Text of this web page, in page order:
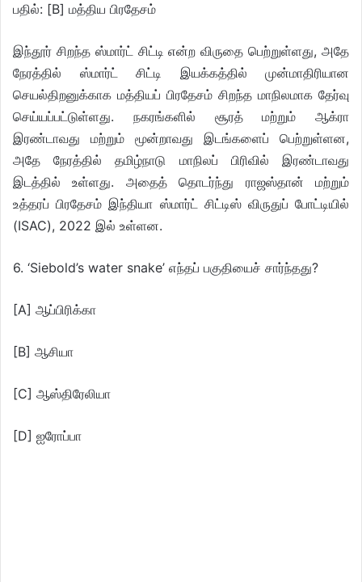
பதில்: [B] மத்திய பிரதேசம்
இந்தூர் சிறந்த ஸ்மார்ட் சிட்டி என்ற விருதை பெற்றுள்ளது, அதே
நேரத்தில் ஸ்மார்ட் சிட்டி இயக்கத்தில் முன்மாதிரியான
செயல்திறனுக்காக மத்தியப் பிரதேசம் சிறந்த மாநிலமாக தேர்வு
செய்யப்பட்டுள்ளது. நகரங்களில் சூரத் மற்றும் ஆக்ரா
இரண்டாவது மற்றும் மூன்றாவது இடங்களைப் பெற்றுள்ளன,
அதே நேரத்தில் தமிழ்நாடு மாநிலப் பிரிவில் இரண்டாவது
இடத்தில் உள்ளது. அதைத் தொடர்ந்து ராஜஸ்தான் மற்றும்
உத்தரப் பிரதேசம் இந்தியா ஸ்மார்ட் சிட்டிஸ் விருதுப் போட்டியில்
(ISAC), 2022 இல் உள்ளன.
6. ‘Siebold’s water snake’ எந்தப் பகுதியைச் சார்ந்தது?
[A] ஆப்பிரிக்கா
[B] ஆசியா
[C] ஆஸ்திரேலியா
[D] ஐரோப்பா